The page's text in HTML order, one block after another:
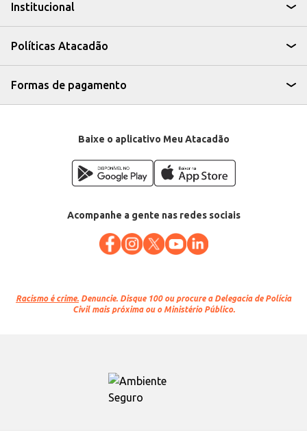
Institucional
Políticas Atacadão
Formas de pagamento
Baixe o aplicativo Meu Atacadão
Acompanhe a gente nas redes sociais
Racismo é crime. Denuncie. Disque 100 ou procure a Delegacia de Polícia
Civil mais próxima ou o Ministério Público.